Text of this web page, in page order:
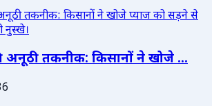
अनूठी तकनीक: किसानों ने खोजे ...